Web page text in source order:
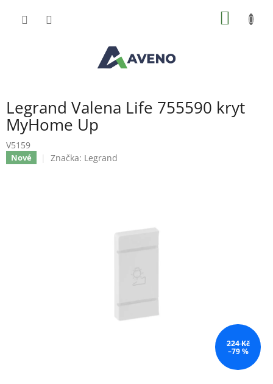
Legrand Valena Life 755590 kryt
MyHome Up
V5159
Nové Značka: Legrand
224 Kč
–79 %